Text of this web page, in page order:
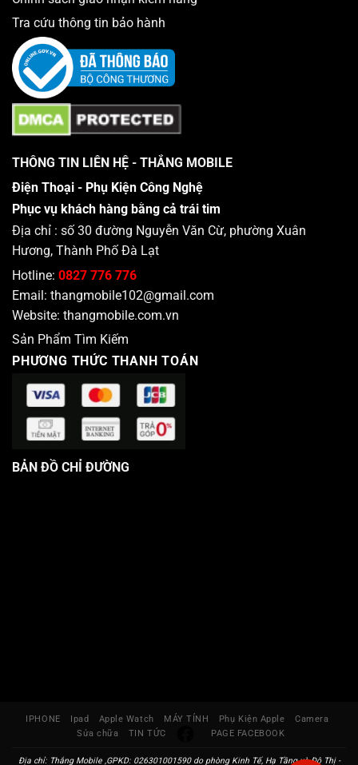
Tra cứu thông tin bảo hành
THÔNG TIN LIÊN HỆ - THẮNG MOBILE
Điện Thoại - Phụ Kiện Công Nghệ
Phục vụ khách hàng bằng cả trái tim
Địa chỉ : số 30 đường Nguyễn Văn Cừ, phường Xuân
Hương, Thành Phố Đà Lạt
Hotline: 0827 776 776
Email: thangmobile102@gmail.com
Website: thangmobile.com.vn
Sản Phẩm Tìm Kiếm
PHƯƠNG THỨC THANH TOÁN
BẢN ĐỒ CHỈ ĐƯỜNG
IPHONE Ipad Apple Watch MÁY TÍNH Phụ Kiện Apple
Camera
Sửa chữa
TIN TỨC PAGE FACEBOOK
Địa chỉ: Thắng Mobile ,GPKD: 026301001590 do phòng Kinh Tế, Hạ Tầng và Đô Thị -